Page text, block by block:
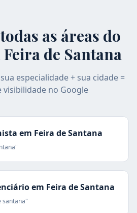
as áreas do
Feira de Santana
especialidade + sua cidade =
visibilidade no Google
em Feira de Santana
"
em Feira de Santana
santana"